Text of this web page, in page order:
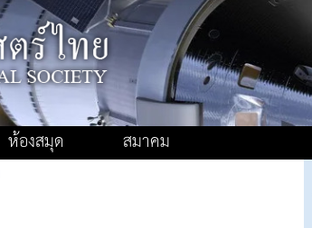
ห้องสมุด สมาคม